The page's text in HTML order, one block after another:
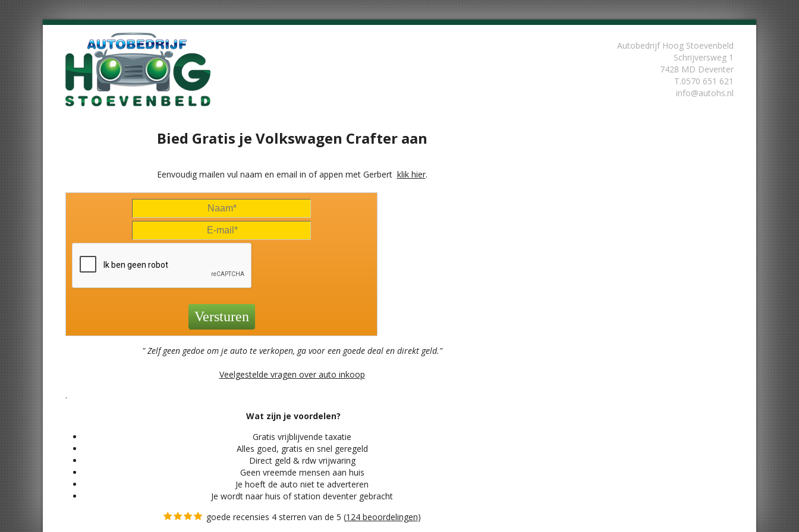
Autobedrijf Hoog Stoevenbeld
Schrijversweg 1
7428 MD Deventer
T.0570 651 621
info@autohs.nl
Bied Gratis je Volkswagen Crafter aan
Eenvoudig mailen vul naam en email in of appen met Gerbert klik hier.
" Zelf geen gedoe om je auto te verkopen, ga voor een goede deal en direkt geld."
Veelgestelde vragen over auto inkoop
.
Wat zijn je voordelen?
Gratis vrijblijvende taxatie
Alles goed, gratis en snel geregeld
Direct geld & rdw vrijwaring
Geen vreemde mensen aan huis
Je hoeft de auto niet te adverteren
Je wordt naar huis of station deventer gebracht
goede recensies 4 sterren van de 5 (124 beoordelingen)